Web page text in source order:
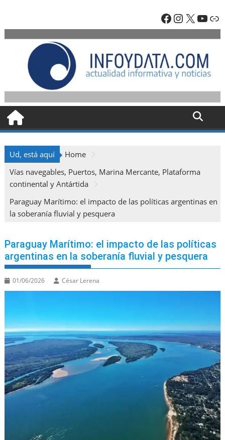
content
Facebook
X
Ud, está aquí
Home
Vías navegables, Puertos, Marina Mercante, Plataforma
continental y Antártida
Paraguay Marítimo: el impacto de las políticas argentinas en
la soberanía fluvial y pesquera
Paraguay Marítimo: el impacto de las políticas
argentinas en la soberanía fluvial y pesquera
01/06/2026 César Lerena